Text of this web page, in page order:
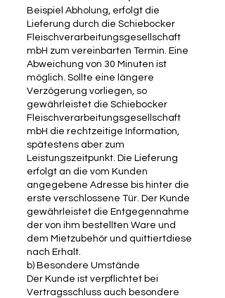
Beispiel Abholung, erfolgt die
Lieferung durch die Schiebocker
Fleischverarbeitungsgesellschaft
mbH zum vereinbarten Termin. Eine
Abweichung von 30 Minuten ist
möglich. Sollte eine längere
Verzögerung vorliegen, so
gewährleistet die Schiebocker
Fleischverarbeitungsgesellschaft
mbH die rechtzeitige Information,
spätestens aber zum
Leistungszeitpunkt. Die Lieferung
erfolgt an die vom Kunden
angegebene Adresse bis hinter die
erste verschlossene Tür. Der Kunde
gewährleistet die Entgegennahme
der von ihm bestellten Ware und
dem Mietzubehör und quittiertdiese
nach Erhalt.
b) Besondere Umstände
Der Kunde ist verpflichtet bei
Vertragsschluss auch besondere